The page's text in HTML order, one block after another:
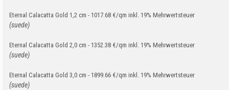
Eternal Calacatta Gold 1,2 cm - 1017.68 €/qm inkl. 19% Mehrwertsteuer
(suede)
Eternal Calacatta Gold 2,0 cm - 1352.38 €/qm inkl. 19% Mehrwertsteuer
(suede)
Eternal Calacatta Gold 3,0 cm - 1899.66 €/qm inkl. 19% Mehrwertsteuer
(suede)